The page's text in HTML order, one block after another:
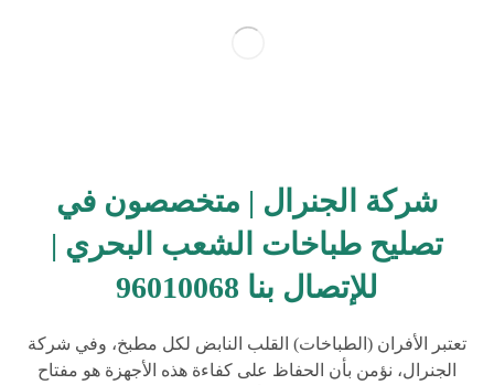
شركة الجنرال | متخصصون في
تصليح طباخات الشعب البحري |
للإتصال بنا 96010068
تعتبر الأفران (الطباخات) القلب النابض لكل مطبخ، وفي شركة
الجنرال، نؤمن بأن الحفاظ على كفاءة هذه الأجهزة هو مفتاح